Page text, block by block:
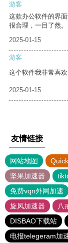
游客
这款办公软件的界
很合理，一目了然。
2025-01-15
游客
这个软件我非常喜欢
2025-01-15
友情链接
网站地图
坚果加速器
免费vqn外网加速
旋风加速器
八
DISBAO下载站
电报telegeram加